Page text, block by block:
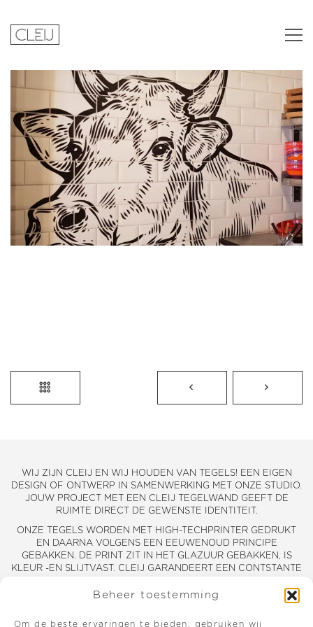
Beheer toestemming
Om de beste ervaringen te bieden, gebruiken wij
WIJ ZIJN CLEIJ EN WIJ HOUDEN VAN TEGELS! EEN EIGEN
DESIGN OF ONTWERP IN SAMENWERKING MET ONZE STUDIO.
JOUW PROJECT MET EEN CLEIJ TEGELWAND GEEFT DE
RUIMTE DIRECT DE GEWENSTE IDENTITEIT.
ONZE TEGELS WORDEN MET HIGH-TECHPRINTER GEDRUKT
EN DAARNA VOLGENS EEN EEUWENOUD PRINCIPE
GEBAKKEN. DE PRINT ZIT IN HET GLAZUUR GEBAKKEN, IS
KLEUR -EN SLIJTVAST. CLEIJ GARANDEERT EEN CONTSTANTE
DE MOGELIJKHEDEN ZIJN EINDELOOS. IEDER ONTWERP,ALLE